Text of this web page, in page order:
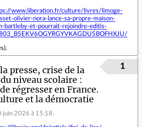
www.liberation.fr/culture/livres/limoge-
olivier-nora-lance-sa-propre-maison-
bartleby-et-pourrait-rejoindre-editis-
).
presse, crise de la
niveau scolaire :
régresser en France.
et la démocratie
juin 2026 à 15:18.
1